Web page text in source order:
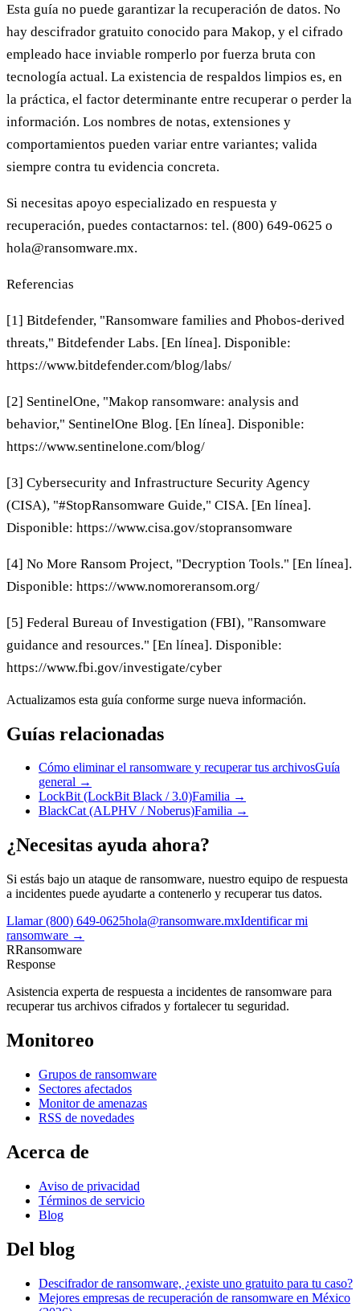
Esta guía no puede garantizar la recuperación de datos. No
hay descifrador gratuito conocido para Makop, y el cifrado
empleado hace inviable romperlo por fuerza bruta con
tecnología actual. La existencia de respaldos limpios es, en
la práctica, el factor determinante entre recuperar o perder la
información. Los nombres de notas, extensiones y
comportamientos pueden variar entre variantes; valida
siempre contra tu evidencia concreta.
Si necesitas apoyo especializado en respuesta y
recuperación, puedes contactarnos: tel. (800) 649-0625 o
hola@ransomware.mx.
Referencias
[1] Bitdefender, "Ransomware families and Phobos-derived
threats," Bitdefender Labs. [En línea]. Disponible:
https://www.bitdefender.com/blog/labs/
[2] SentinelOne, "Makop ransomware: analysis and
behavior," SentinelOne Blog. [En línea]. Disponible:
https://www.sentinelone.com/blog/
[3] Cybersecurity and Infrastructure Security Agency
(CISA), "#StopRansomware Guide," CISA. [En línea].
Disponible: https://www.cisa.gov/stopransomware
[4] No More Ransom Project, "Decryption Tools." [En línea].
Disponible: https://www.nomoreransom.org/
[5] Federal Bureau of Investigation (FBI), "Ransomware
guidance and resources." [En línea]. Disponible:
https://www.fbi.gov/investigate/cyber
Actualizamos esta guía conforme surge nueva información.
Guías relacionadas
Cómo eliminar el ransomware y recuperar tus archivosGuía
general →
LockBit (LockBit Black / 3.0)Familia →
BlackCat (ALPHV / Noberus)Familia →
¿Necesitas ayuda ahora?
Si estás bajo un ataque de ransomware, nuestro equipo de respuesta
a incidentes puede ayudarte a contenerlo y recuperar tus datos.
Llamar(800) 649-0625hola@ransomware.mxIdentificar mi
ransomware →
RRansomware
Response
Asistencia experta de respuesta a incidentes de ransomware para
recuperar tus archivos cifrados y fortalecer tu seguridad.
Monitoreo
Grupos de ransomware
Sectores afectados
Monitor de amenazas
RSS de novedades
Acerca de
Aviso de privacidad
Términos de servicio
Blog
Del blog
Descifrador de ransomware, ¿existe uno gratuito para tu caso?
Mejores empresas de recuperación de ransomware en México